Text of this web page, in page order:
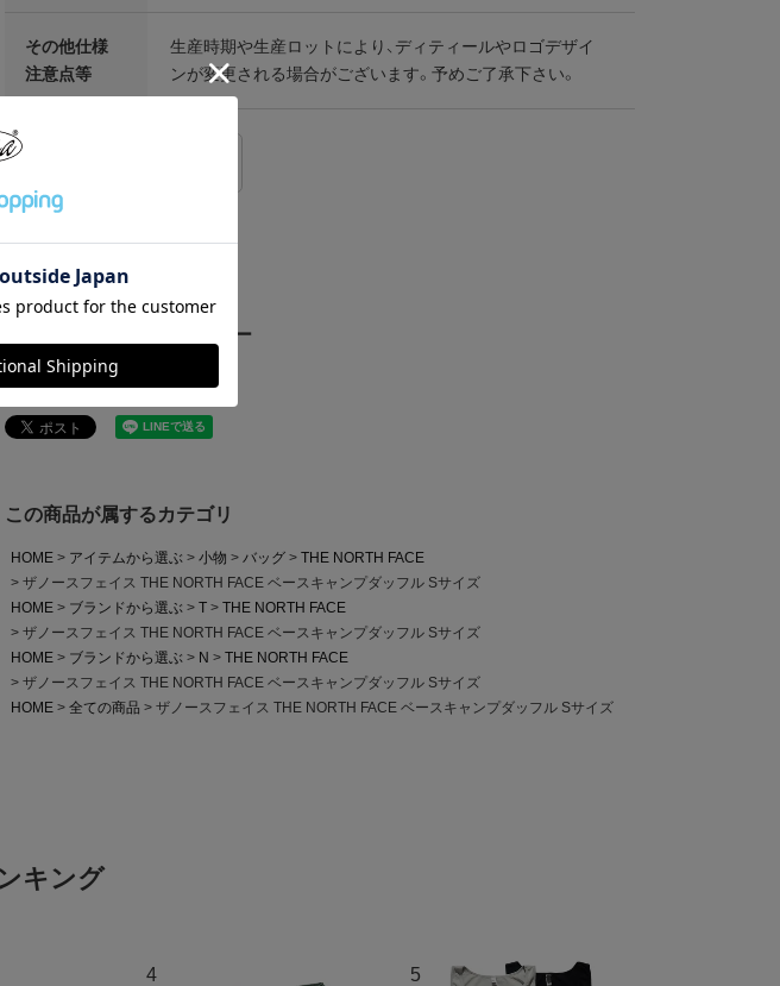
その他仕様
注意点等
生産時期や生産ロットにより、ディティールやロゴデザイ
ンが変更される場合がございます。予めご了承下さい。
ご購入者さまからのレビュー
レビューを書く
この商品が属するカテゴリ
HOME アイテムから選ぶ 小物 バッグ
THE NORTH FACE
ザノースフェイス THE NORTH FACE ベースキャンプダッフル Sサイズ
HOME
ブランドから選ぶ T
THE NORTH FACE
ザノースフェイス THE NORTH FACE ベースキャンプダッフル Sサイズ
HOME
ブランドから選ぶ N
THE NORTH FACE
ザノースフェイス THE NORTH FACE ベースキャンプダッフル Sサイズ
HOME
全ての商品 ザノースフェイス THE NORTH FACE ベースキャンプダッフル Sサイズ
キング